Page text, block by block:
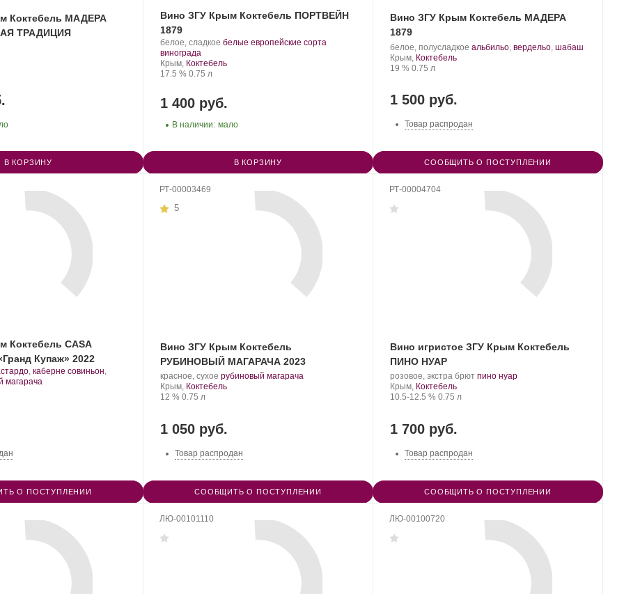
Коктебель МАДЕРА
ТРАДИЦИЯ
В КОРЗИНУ
Вино ЗГУ Крым Коктебель ПОРТВЕЙН
1879
Производитель:
Завод
марочных
вин
белое, сладкое .
винограда:
белые европейские сорта
винограда
Регион:
Крым, Коктебель
Крепость
17.5 %. Объем
0.75 л
1 400 руб.
В наличии: мало
В КОРЗИНУ
Вино ЗГУ Крым Коктебель МАДЕРА
1879
Производитель:
Завод
марочных
белое, полусладкое .альбильо, вердельо, шабаш
Регион:
Крым, Коктебель
Крепость
19 %. Объем
0.75 л
1 500 руб.
Товар распродан
СООБЩИТЬ О ПОСТУПЛЕНИИ
Коктебель CASA
Купаж» 2022
, каберне совиньон,
магарача
О ПОСТУПЛЕНИИ
РТ-00003469
5
Вино ЗГУ Крым Коктебель
РУБИНОВЫЙ МАГАРАЧА 2023
Производитель:
Завод
марочных
красное, сухое .
Сорт
рубиновый магарача
Регион:
Крым, Коктебель
Крепость
12 %. Объем
0.75 л
1 050 руб.
Товар распродан
СООБЩИТЬ О ПОСТУПЛЕНИИ
РТ-00004704
Вино игристое ЗГУ Крым Коктебель
ПИНО НУАР
Производитель:
Завод
марочных
розовое, экстра брют .пино нуар.
Регион:
Крым, Коктебель
Крепость
10.5-12.5 %. Объем
0.75 л
1 700 руб.
Товар распродан
СООБЩИТЬ О ПОСТУПЛЕНИИ
ЛЮ-00101110 ЛЮ-00100720